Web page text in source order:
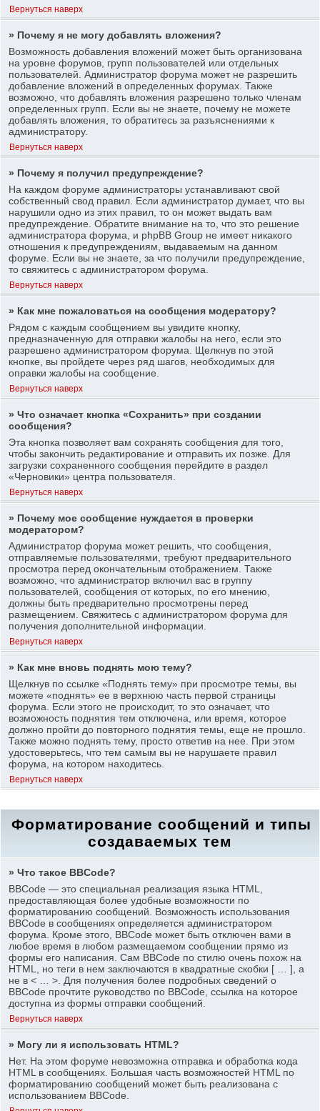
Вернуться наверх
» Почему я не могу добавлять вложения?
Возможность добавления вложений может быть организована
на уровне форумов, групп пользователей или отдельных
пользователей. Администратор форума может не разрешить
добавление вложений в определенных форумах. Также
возможно, что добавлять вложения разрешено только членам
определенных групп. Если вы не знаете, почему не можете
добавлять вложения, то обратитесь за разъяснениями к
администратору.
Вернуться наверх
» Почему я получил предупреждение?
На каждом форуме администраторы устанавливают свой
собственный свод правил. Если администратор думает, что вы
нарушили одно из этих правил, то он может выдать вам
предупреждение. Обратите внимание на то, что это решение
администратора форума, и phpBB Group не имеет никакого
отношения к предупреждениям, выдаваемым на данном
форуме. Если вы не знаете, за что получили предупреждение,
то свяжитесь с администратором форума.
Вернуться наверх
» Как мне пожаловаться на сообщения модератору?
Рядом с каждым сообщением вы увидите кнопку,
предназначенную для отправки жалобы на него, если это
разрешено администратором форума. Щелкнув по этой
кнопке, вы пройдете через ряд шагов, необходимых для
оправки жалобы на сообщение.
Вернуться наверх
» Что означает кнопка «Сохранить» при создании
сообщения?
Эта кнопка позволяет вам сохранять сообщения для того,
чтобы закончить редактирование и отправить их позже. Для
загрузки сохраненного сообщения перейдите в раздел
«Черновики» центра пользователя.
Вернуться наверх
» Почему мое сообщение нуждается в проверки
модератором?
Администратор форума может решить, что сообщения,
отправляемые пользователями, требуют предварительного
просмотра перед окончательным отображением. Также
возможно, что администратор включил вас в группу
пользователей, сообщения от которых, по его мнению,
должны быть предварительно просмотрены перед
размещением. Свяжитесь с администратором форума для
получения дополнительной информации.
Вернуться наверх
» Как мне вновь поднять мою тему?
Щелкнув по ссылке «Поднять тему» при просмотре темы, вы
можете «поднять» ее в верхнюю часть первой страницы
форума. Если этого не происходит, то это означает, что
возможность поднятия тем отключена, или время, которое
должно пройти до повторного поднятия темы, еще не прошло.
Также можно поднять тему, просто ответив на нее. При этом
удостоверьтесь, что тем самым вы не нарушаете правил
форума, на котором находитесь.
Вернуться наверх
Форматирование сообщений и типы
создаваемых тем
» Что такое BBCode?
BBCode — это специальная реализация языка HTML,
предоставляющая более удобные возможности по
форматированию сообщений. Возможность использования
BBCode в сообщениях определяется администратором
форума. Кроме этого, BBCode может быть отключен вами в
любое время в любом размещаемом сообщении прямо из
формы его написания. Сам BBCode по стилю очень похож на
HTML, но теги в нем заключаются в квадратные скобки [ … ], а
не в < … >. Для получения более подробных сведений о
BBCode прочтите руководство по BBCode, ссылка на которое
доступна из формы отправки сообщений.
Вернуться наверх
» Могу ли я использовать HTML?
Нет. На этом форуме невозможна отправка и обработка кода
HTML в сообщениях. Большая часть возможностей HTML по
форматированию сообщений может быть реализована с
использованием BBCode.